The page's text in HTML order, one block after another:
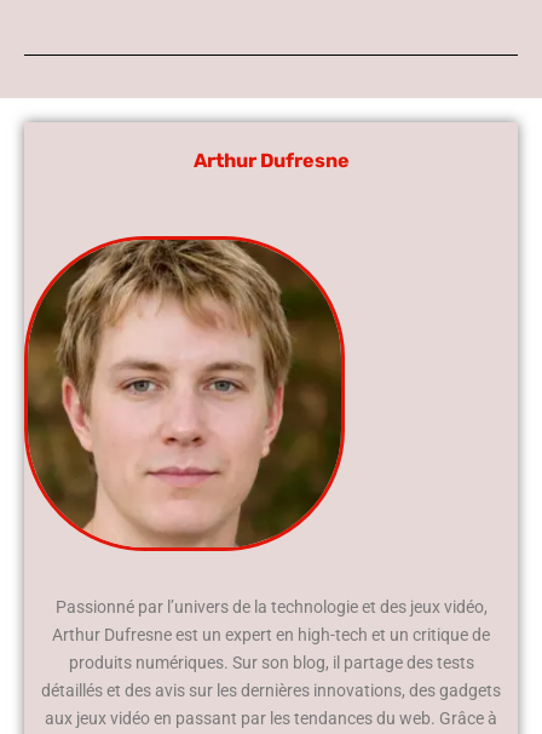
Arthur Dufresne
Passionné par l’univers de la technologie et des jeux vidéo,
Arthur Dufresne est un expert en high-tech et un critique de
produits numériques. Sur son blog, il partage des tests
détaillés et des avis sur les dernières innovations, des gadgets
aux jeux vidéo en passant par les tendances du web. Grâce à